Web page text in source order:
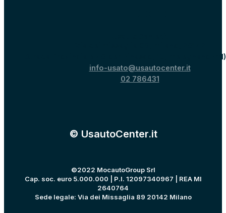
Strada Provinciale 40 per Binasco, 15, Melegnano
info-usato@usautocenter.it
02 786431
© UsautoCenter.it
©2022 MocautoGroup Srl
Cap. soc. euro 5.000.000 | P.I. 12097340967 | REA MI
2640764
Sede legale: Via dei Missaglia 89 20142 Milano